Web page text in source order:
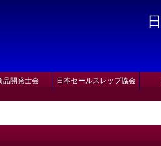
品開発士会 日本セールスレップ協会